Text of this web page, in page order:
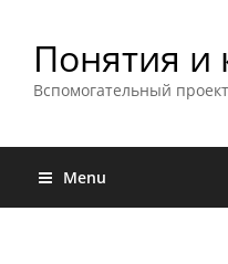
Понятия и
Вспомогательный
Menu